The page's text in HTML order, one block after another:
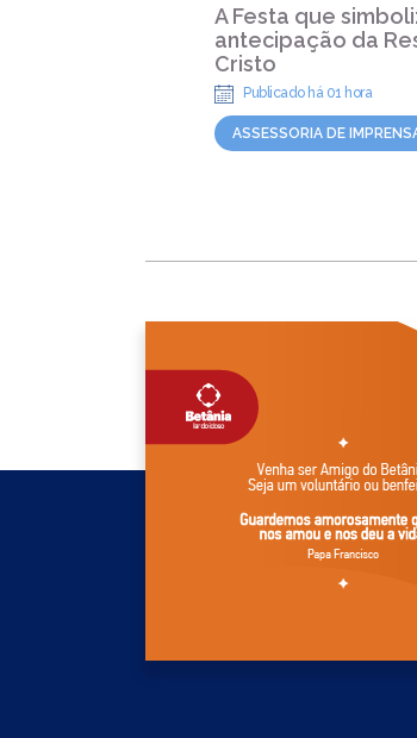
A Festa que
antecipação da
Cristo
Publicado há 01 hora
ASSESSORIA DE